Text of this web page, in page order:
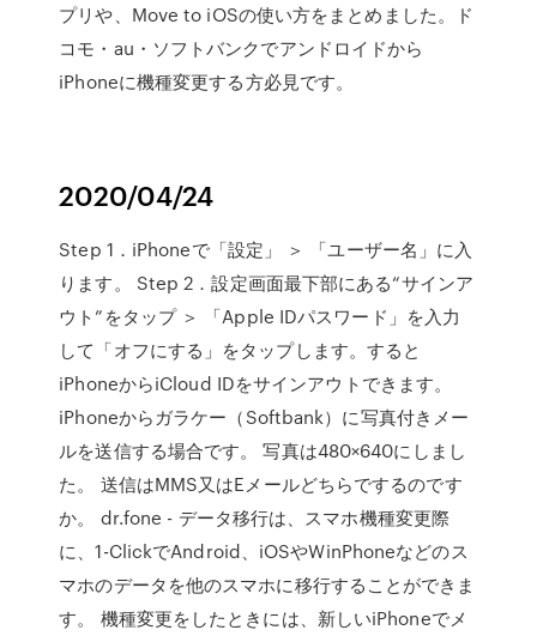
プリや、Move to iOSの使い方をまとめました。ド
コモ・au・ソフトバンクでアンドロイドから
iPhoneに機種変更する方必見です。
2020/04/24
Step 1．iPhoneで「設定」 ＞ 「ユーザー名」に入
ります。 Step 2．設定画面最下部にある“サインア
ウト”をタップ ＞ 「Apple IDパスワード」を入力
して「オフにする」をタップします。すると
iPhoneからiCloud IDをサインアウトできます。
iPhoneからガラケー（Softbank）に写真付きメー
ルを送信する場合です。 写真は480×640にしまし
た。 送信はMMS又はEメールどちらでするのです
か。 dr.fone - データ移行は、スマホ機種変更際
に、1-ClickでAndroid、iOSやWinPhoneなどのス
マホのデータを他のスマホに移行することができま
す。 機種変更をしたときには、新しいiPhoneでメ